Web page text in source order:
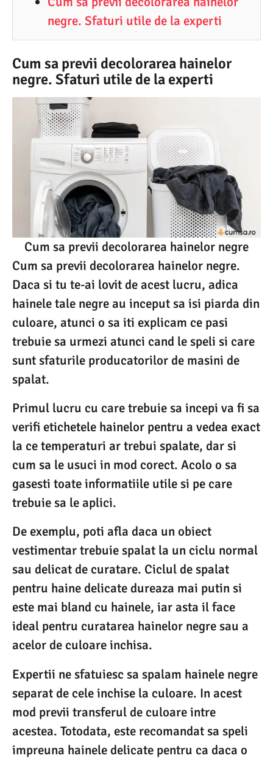
5
negre. Sfaturi utile de la experti
Cum sa previi decolorarea hainelor
negre. Sfaturi utile de la experti
Cum sa previi decolorarea hainelor negre
Cum sa previi decolorarea hainelor negre.
Daca si tu te-ai lovit de acest lucru, adica
hainele tale negre au inceput sa isi piarda din
culoare, atunci o sa iti explicam ce pasi
trebuie sa urmezi atunci cand le speli si care
sunt sfaturile producatorilor de masini de
spalat.
Primul lucru cu care trebuie sa incepi va fi sa
verifi etichetele hainelor pentru a vedea exact
la ce temperaturi ar trebui spalate, dar si
cum sa le usuci in mod corect. Acolo o sa
gasesti toate informatiile utile si pe care
trebuie sa le aplici.
De exemplu, poti afla daca un obiect
vestimentar trebuie spalat la un ciclu normal
sau delicat de curatare. Ciclul de spalat
pentru haine delicate dureaza mai putin si
este mai bland cu hainele, iar asta il face
ideal pentru curatarea hainelor negre sau a
acelor de culoare inchisa.
Expertii ne sfatuiesc sa spalam hainele negre
separat de cele inchise la culoare. In acest
mod previi transferul de culoare intre
acestea. Totodata, este recomandat sa speli
impreuna hainele delicate pentru ca daca o